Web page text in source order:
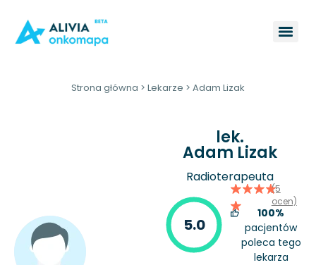
Strona główna > Lekarze > Adam Lizak
lek.
Adam Lizak
Radioterapeuta
5.0
(5
ocen)
100%
pacjentów
poleca tego
lekarza